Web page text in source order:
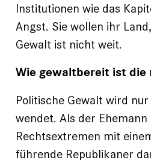
Institutionen wie das
Angst. Sie wollen ihr
Gewalt ist nicht weit.
Wie gewaltbereit ist die
Politische Gewalt wird
wendet. Als der
Rechtsextremen mit
führende Republikaner